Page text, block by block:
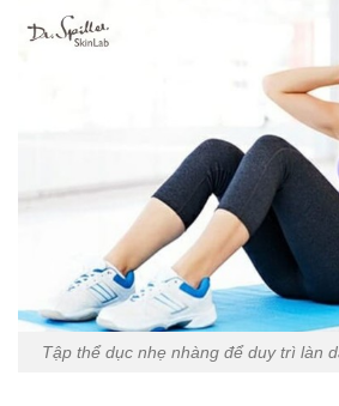
Tập thể dục nhẹ nhàng để duy trì làn